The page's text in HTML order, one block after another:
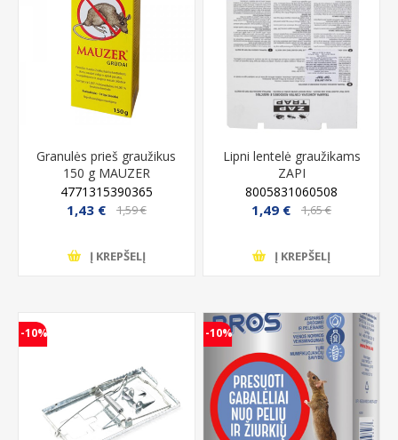
Granulės prieš graužikus
150 g MAUZER
4771315390365
1,43 € 1,59 €
Į KREPŠELĮ
Lipni lentelė graužikams
ZAPI
8005831060508
1,49 € 1,65 €
Į KREPŠELĮ
-10% -10%